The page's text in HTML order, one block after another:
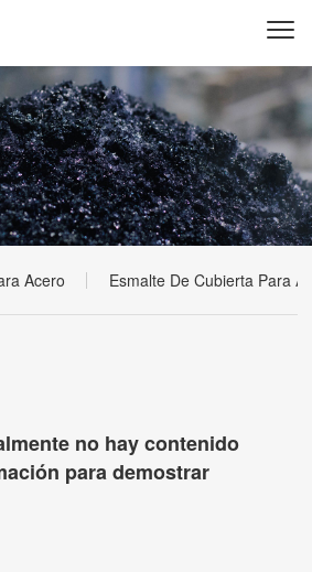
Acero Esmalte De Cubierta Para
no hay contenido
para demostrar